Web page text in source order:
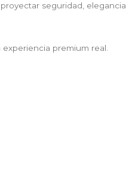
seguridad, elegancia
premium real.